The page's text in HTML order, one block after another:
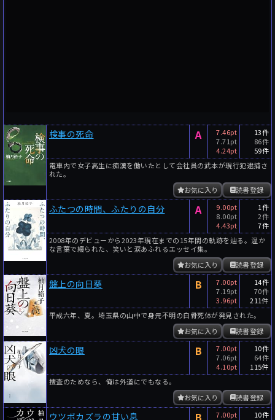
検事の死命 A
7.46pt
7.71pt
4.24pt
13件
86件
59件
電車内で女子高生に痴漢を働いたとして会社員の武本が現行犯逮捕さ
れた。
読書登録
お気に入り
ふたつの時間、ふたりの自分 A
9.00pt
8.00pt
4.43pt
1件
2件
7件
2008年のデビューから2023年現在までの15年間の軌跡を辿る。温か
な言葉で綴られた、笑いと涙あふれるエッセイ集。
読書登録
お気に入り
盤上の向日葵 B
7.00pt
7.19pt
3.96pt
14件
70件
211件
平成六年、夏。埼玉県の山中で身元不明の白骨死体が発見された。
読書登録
お気に入り
凶犬の眼 B
7.00pt
7.06pt
4.10pt
10件
64件
115件
捜査のためなら、俺は外道にでもなる。
読書登録
お気に入り
ウツボカズラの甘い息 B
7.00pt
10件